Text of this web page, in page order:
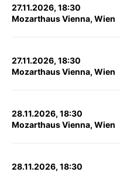
27.11.2026, 18:30
Mozarthaus Vienna, Wien
27.11.2026, 18:30
Mozarthaus Vienna, Wien
28.11.2026, 18:30
Mozarthaus Vienna, Wien
28.11.2026, 18:30